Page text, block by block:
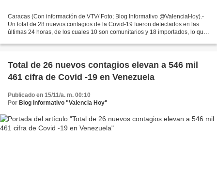
Caracas (Con información de VTV/ Foto; Blog Informativo @ValenciaHoy).-
Un total de 28 nuevos contagios de la Covid-19 fueron detectados en las
últimas 24 horas, de los cuales 10 son comunitarios y 18 importados, lo que
Total de 26 nuevos contagios elevan a 546 mil
461 cifra de Covid -19 en Venezuela
Publicado en 15/11/a. m. 00:10
Por Blog Informativo "Valencia Hoy"